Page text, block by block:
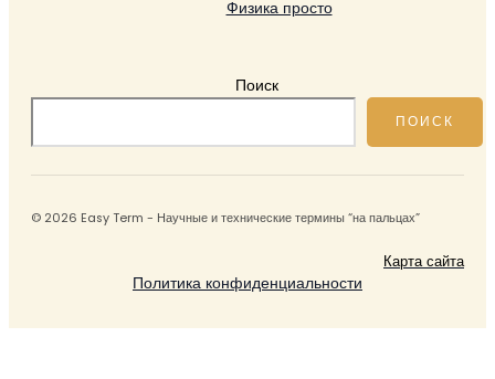
Физика просто
Поиск
ПОИСК
© 2026 Easy Term - Научные и технические термины “на пальцах”
Карта сайта
Политика конфиденциальности